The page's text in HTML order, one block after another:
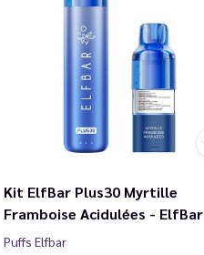
Kit ElfBar Plus30 Myrtille
Framboise Acidulées - ElfBar
Puffs Elfbar